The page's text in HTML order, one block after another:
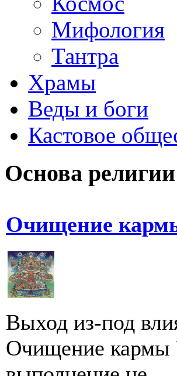
Мифология
Тантра
Храмы
Веды и боги
Кастовое
Основа религии
Очищение
Выход из-под
Очищение кармы